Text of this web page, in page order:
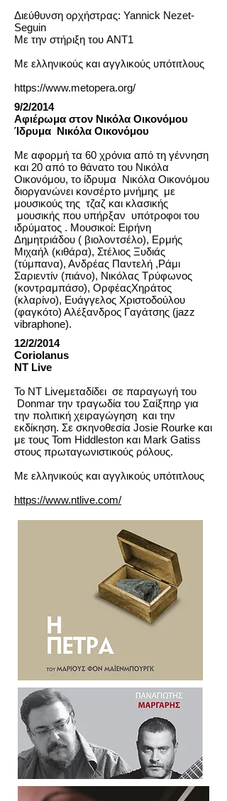
Διεύθυνση ορχήστρας: Yannick Nezet-
Seguin
Με την στήριξη του ANT1
Με ελληνικούς και αγγλικούς υπότιτλους
https://www.metopera.org/
9/2/2014
Αφιέρωμα στον Νικόλα Οικονόμου
Ίδρυμα Νικόλα Οικονόμου
Με αφορμή τα 60 χρόνια από τη γέννηση
και 20 από το θάνατο του Νικόλα
Οικονόμου, το ίδρυμα Νικόλα Οικονόμου
διοργανώνει κονσέρτο μνήμης με
μουσικούς της τζαζ και κλασικής
μουσικής που υπήρξαν υπότροφοι του
ιδρύματος . Μουσικοί: Ειρήνη
Δημητριάδου ( βιολοντσέλο), Ερμής
Μιχαήλ (κιθάρα), Στέλιος Ξυδιάς
(τύμπανα), Ανδρέας Παντελή ,Ράμι
Σαριεντίν (πιάνο), Νικόλας Τρύφωνος
(κοντραμπάσο), ΟρφέαςΧηράτος
(κλαρίνο), Ευάγγελος Χριστοδούλου
(φαγκότο) Αλέξανδρος Γαγάτσης (jazz
vibraphone).
12/2/2014
Coriolanus
NT Live
Το NT Liveμεταδίδει σε παραγωγή του
Donmar την τραγωδία του Σαίξπηρ για
την πολιτική χειραγώγηση και την
εκδίκηση. Σε σκηνοθεσία Josie Rourke και
με τους Tom Hiddleston και Mark Gatiss
στους πρωταγωνιστικούς ρόλους.
Με ελληνικούς και αγγλικούς υπότιτλους
https://www.ntlive.com/